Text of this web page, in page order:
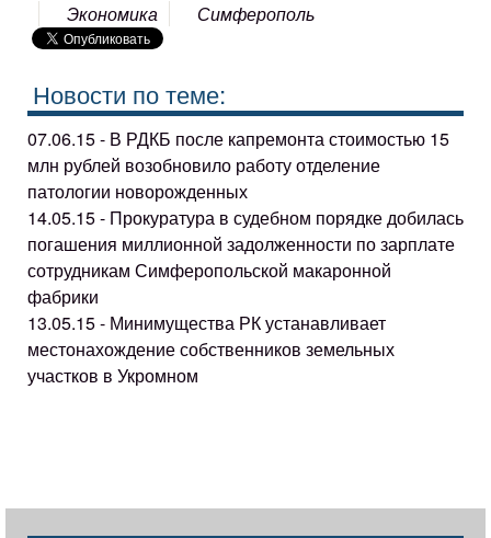
Экономика Симферополь
Новости по теме:
07.06.15 - В РДКБ после капремонта стоимостью 15
млн рублей возобновило работу отделение
патологии новорожденных
14.05.15 - Прокуратура в судебном порядке добилась
погашения миллионной задолженности по зарплате
сотрудникам Симферопольской макаронной
фабрики
13.05.15 - Минимущества РК устанавливает
местонахождение собственников земельных
участков в Укромном